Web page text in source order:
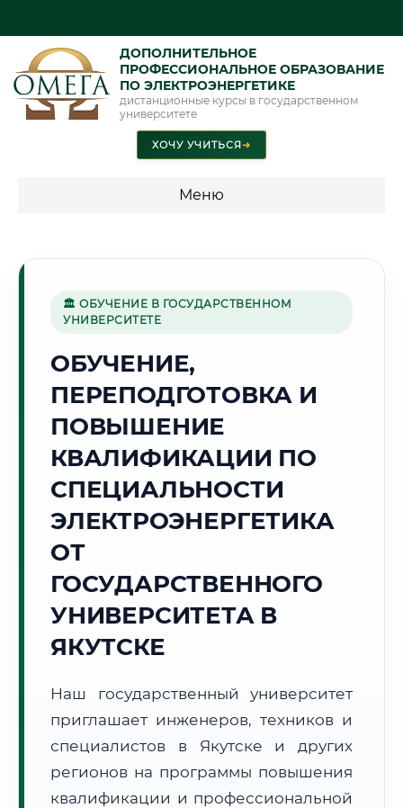
ДОПОЛНИТЕЛЬНОЕ
ПРОФЕССИОНАЛЬНОЕ ОБРАЗОВАНИЕ
ПО ЭЛЕКТРОЭНЕРГЕТИКЕ
дистанционные курсы в государственном
университете
ХОЧУ УЧИТЬСЯ➜
Меню
❄️
Г. ЯКУТСК
Точное местное время:
15:18:52
Суббота, 8 Августа
2026 г.
Погода в г. Якутск:🌤️ +22°C ,Преимущественно ясно
🌅 Восход:
📍 Региональная справка
Субъект:
Почтовые индексы:
677000–677999
Часовой пояс:
МСК+6 (UTC+9)
Формат учебы:
Дистанционно
🗺️ Зона обслуживания: г. Якутск
🏛 ОБУЧЕНИЕ В ГОСУДАРСТВЕННОМ
УНИВЕРСИТЕТЕ
ОБУЧЕНИЕ,
ПЕРЕПОДГОТОВКА И
ПОВЫШЕНИЕ
КВАЛИФИКАЦИИ ПО
СПЕЦИАЛЬНОСТИ
ЭЛЕКТРОЭНЕРГЕТИКА
ОТ
ГОСУДАРСТВЕННОГО
УНИВЕРСИТЕТА В
ЯКУТСКЕ
Наш государственный университет
приглашает инженеров, техников и
специалистов в Якутске и других
регионов на программы повышения
квалификации и профессиональной